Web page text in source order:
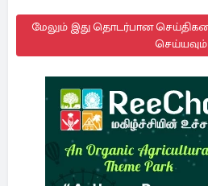
மேலும் இது தொடர்பான
செய்யவும்